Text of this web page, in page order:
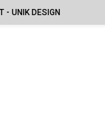
- UNIK DESIGN